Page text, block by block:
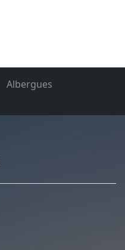
Albergues